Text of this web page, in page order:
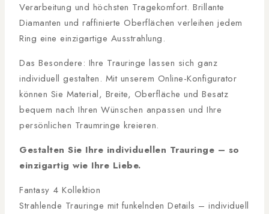
Verarbeitung und höchsten Tragekomfort. Brillante
Diamanten und raffinierte Oberflächen verleihen jedem
Ring eine einzigartige Ausstrahlung.
Das Besondere: Ihre Trauringe lassen sich ganz
individuell gestalten. Mit unserem Online-Konfigurator
können Sie Material, Breite, Oberfläche und Besatz
bequem nach Ihren Wünschen anpassen und Ihre
persönlichen Traumringe kreieren.
Gestalten Sie Ihre individuellen Trauringe – so
einzigartig wie Ihre Liebe.
Fantasy 4 Kollektion
Strahlende Trauringe mit funkelnden Details – individuell